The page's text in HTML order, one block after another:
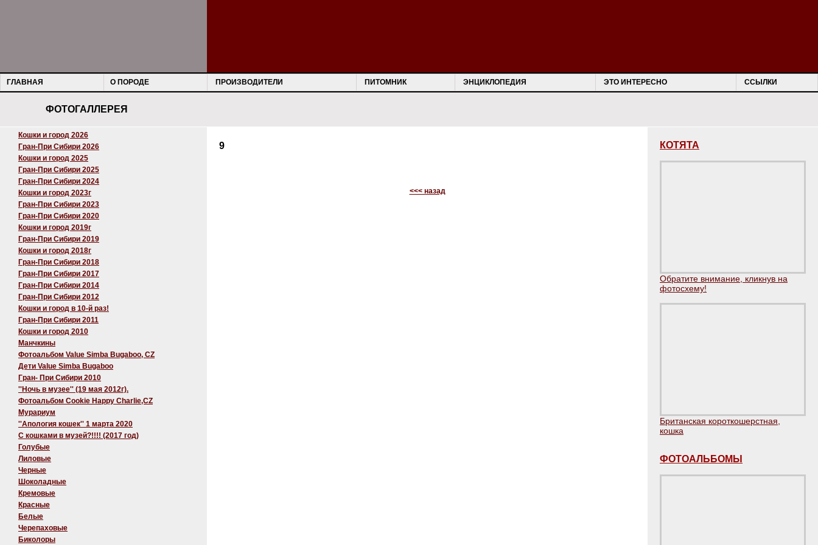
ГЛАВНАЯ О ПОРОДЕ ПРОИЗВОДИТЕЛИ ПИТОМНИК ЭНЦИКЛОПЕДИЯ ЭТО ИНТЕРЕСНО ССЫЛКИ
ФОТОГАЛЛЕРЕЯ
Кошки и город 2026
Гран-При Сибири 2026
Кошки и город 2025
Гран-При Сибири 2025
Гран-При Сибири 2024
Кошки и город 2023г
Гран-При Сибири 2023
Гран-При Сибири 2020
Кошки и город 2019г
Гран-При Сибири 2019
Кошки и город 2018г
Гран-При Сибири 2018
Гран-При Сибири 2017
Гран-При Сибири 2014
Гран-При Сибири 2012
Кошки и город в 10-й раз!
Гран-При Сибири 2011
Кошки и город 2010
Манчкины
Фотоальбом Value Simba Bugaboo, CZ
Дети Value Simba Bugaboo
Гран- При Сибири 2010
''Ночь в музее'' (19 мая 2012г).
Фотоальбом Cookie Happy Charlie,CZ
Мурариум
''Апология кошек'' 1 марта 2020
C кошками в музей?!!!! (2017 год)
Голубые
Лиловые
Черные
Шоколадные
Кремовые
Красные
Белые
Черепаховые
Биколоры
9
<<< назад
КОТЯТА
Обратите внимание, кликнув на
фотосхему!
Британская короткошерстная,
кошка
ФОТОАЛЬБОМЫ